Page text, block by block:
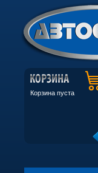
Корзина пуста